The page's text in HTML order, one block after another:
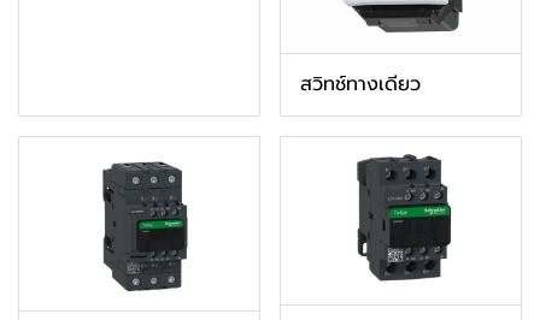
สวิทช์ทางเดียว